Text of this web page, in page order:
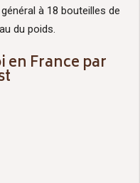
à 18 bouteilles de
du poids.
en France par